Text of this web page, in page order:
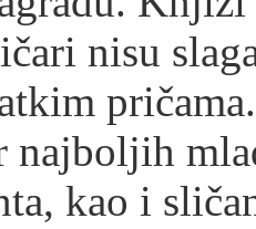
nisu
najboljih
kao i